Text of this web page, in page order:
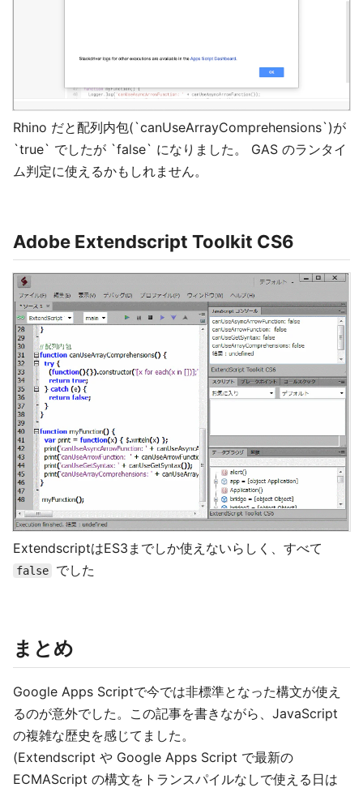
Rhino だと配列内包(`canUseArrayComprehensions`)が
`true` でしたが `false` になりました。 GAS のランタイ
ム判定に使えるかもしれません。
Adobe Extendscript Toolkit CS6
ExtendscriptはES3までしか使えないらしく、すべて
false でした
まとめ
Google Apps Scriptで今では非標準となった構文が使え
るのが意外でした。この記事を書きながら、JavaScript
の複雑な歴史を感じてました。
(Extendscript や Google Apps Script で最新の
ECMAScript の構文をトランスパイルなしで使える日は